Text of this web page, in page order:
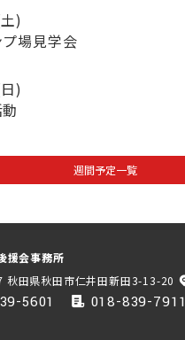
)
プ場見学会
)
週間予定一覧
援会事務所
秋田県秋田市仁井田新田3-13-20
5601 018-839-7911